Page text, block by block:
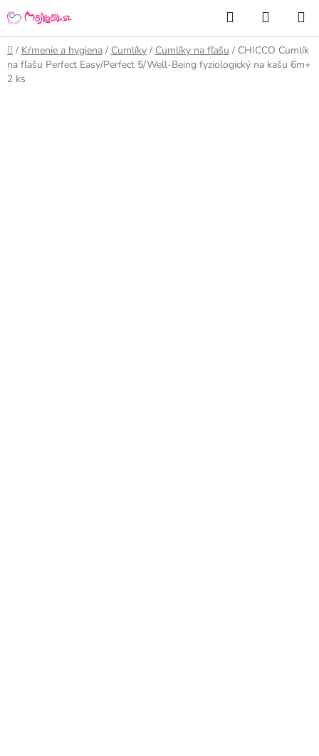
na
obsah
Hľadať
KOŠÍK
Domov
/ Kŕmenie a hygiena / Cumlíky / Cumlíky na fľašu / CHICCO Cumlík
na fľašu Perfect Easy/Perfect 5/Well-Being fyziologický na kašu 6m+
2 ks